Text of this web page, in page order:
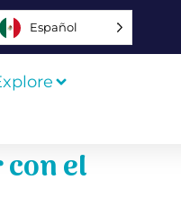
Español
el